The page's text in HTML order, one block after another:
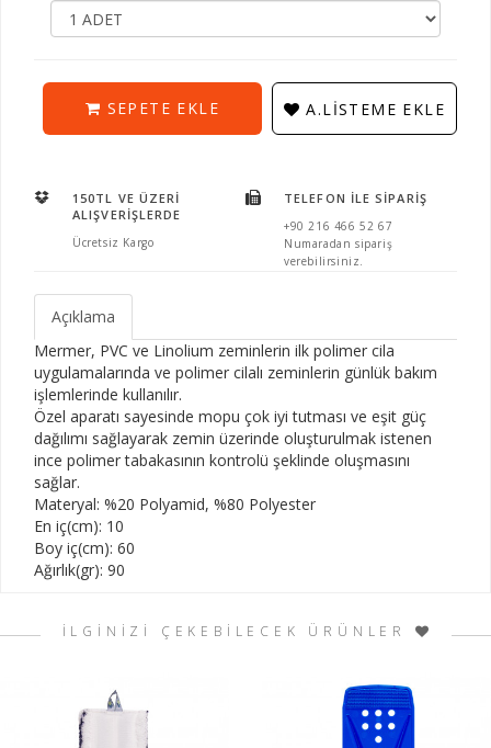
SEPETE EKLE A.LISTEME EKLE
150TL VE ÜZERI
ALIŞVERIŞLERDE
Ücretsiz Kargo
TELEFON İLE SIPARIŞ
+90 216 466 52 67
Numaradan sipariş
verebilirsiniz.
Açıklama
Mermer, PVC ve Linolium zeminlerin ilk polimer cila
uygulamalarında ve polimer cilalı zeminlerin günlük bakım
işlemlerinde kullanılır.
Özel aparatı sayesinde mopu çok iyi tutması ve eşit güç
dağılımı sağlayarak zemin üzerinde oluşturulmak istenen
ince polimer tabakasının kontrolü şeklinde oluşmasını
sağlar.
Materyal: %20 Polyamid, %80 Polyester
En iç(cm): 10
Boy iç(cm): 60
Ağırlık(gr): 90
İLGİNİZİ ÇEKEBİLECEK ÜRÜNLER